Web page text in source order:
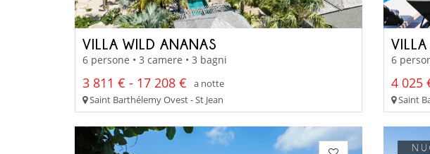
VILLA WILD ANANAS
6 persone • 3 camere • 3 bagni
3 811 € - 17 208 €
a notte
Saint Barthélemy Ovest - St Jean
6
4 025
Saint